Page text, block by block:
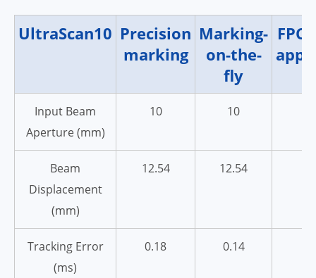
UltraScan10 Precision
marking
Marking-
on-the-
fly
FPC
Input Beam
Aperture (mm)
10 10
Beam
Displacement
(mm)
12.54 12.54
Tracking Error
(ms)
0.18 0.14